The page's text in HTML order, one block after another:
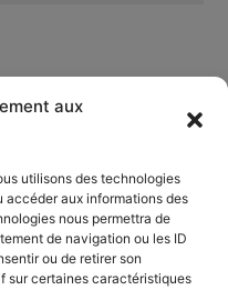
aux
utilisons des technologies
aux informations des
nous permettra de
de navigation ou les ID
ou de retirer son
sur certaines caractéristiques
?